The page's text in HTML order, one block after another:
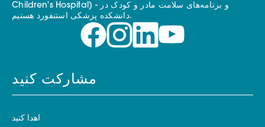
Children's Hospital) - و برنامه‌های سلامت مادر و کودک در
دانشکده پزشکی استنفورد هستیم.
مشارکت کنید
اهدا کنید